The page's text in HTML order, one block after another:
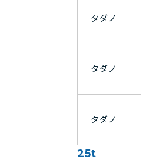
タダノ
タダノ
タダノ
25t